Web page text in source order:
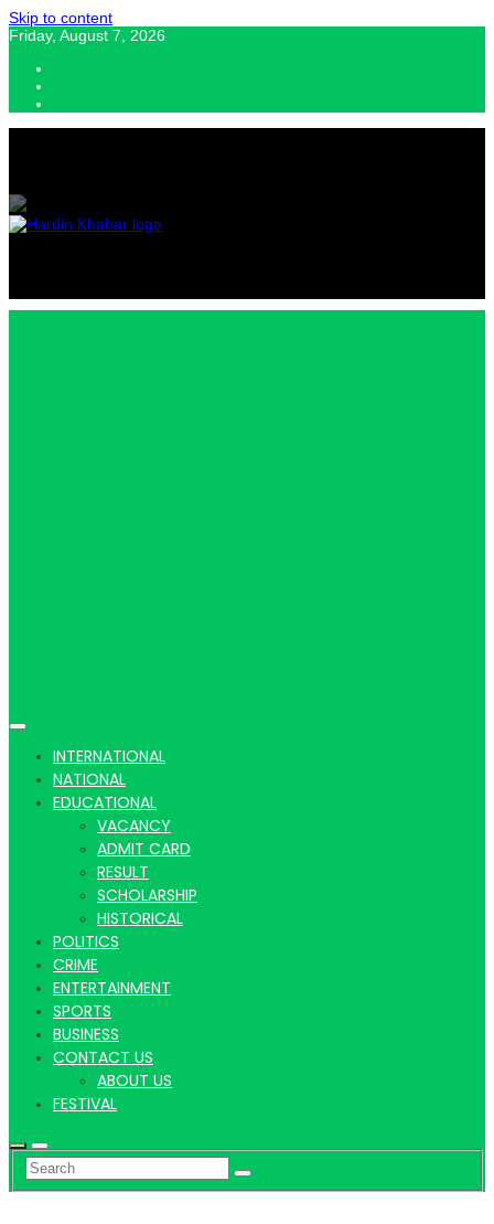
Skip to content
Friday, August 7, 2026
news |
Latest
Hindi
News
INTERNATIONAL
NATIONAL
EDUCATIONAL
VACANCY
ADMIT CARD
RESULT
SCHOLARSHIP
HISTORICAL
POLITICS
CRIME
ENTERTAINMENT
SPORTS
BUSINESS
CONTACT US
ABOUT US
FESTIVAL